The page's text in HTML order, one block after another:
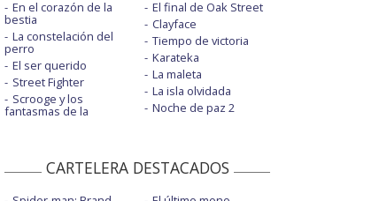
En el corazón de la
bestia
La constelación del
perro
El ser querido
Street Fighter
Scrooge y los
fantasmas de la
El final de Oak Street
Clayface
Tiempo de victoria
Karateka
La maleta
La isla olvidada
Noche de paz 2
CARTELERA DESTACADOS